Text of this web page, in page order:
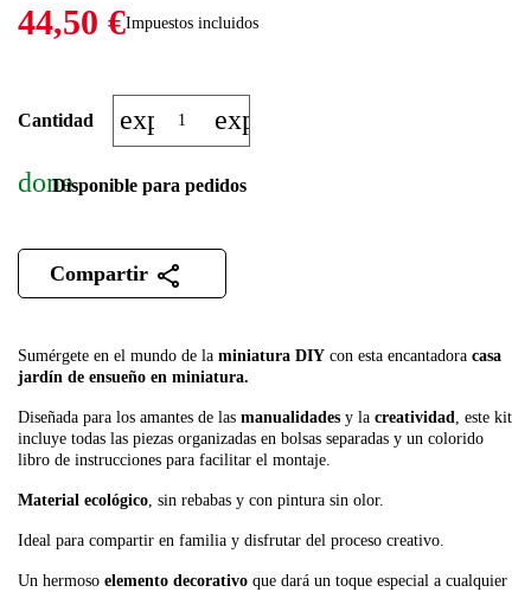
44,50 €Impuestos incluidos
Sumérgete en el mundo de la miniatura DIY con esta encantadora casa
jardín de ensueño en miniatura.
Diseñada para los amantes de las manualidades y la creatividad, este kit
incluye todas las piezas organizadas en bolsas separadas y un colorido
libro de instrucciones para facilitar el montaje.
Material ecológico, sin rebabas y con pintura sin olor.
Ideal para compartir en familia y disfrutar del proceso creativo.
Un hermoso elemento decorativo que dará un toque especial a cualquier
Cantidad expand_moreexpand_less
doneDisponible para pedidos
Compartir